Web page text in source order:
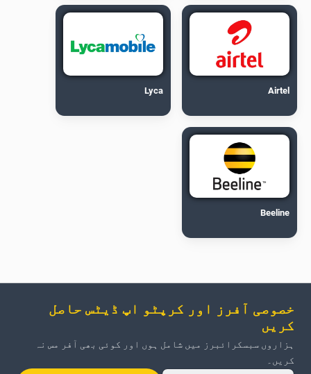
Airtel
Lyca
Beeline
خصوصی آفرز اور کرپٹو اپ ڈیٹس حاصل
کریں
ہزاروں سبسکرائبرز میں شامل ہوں اور کوئی بھی آفر مس نہ
کریں۔